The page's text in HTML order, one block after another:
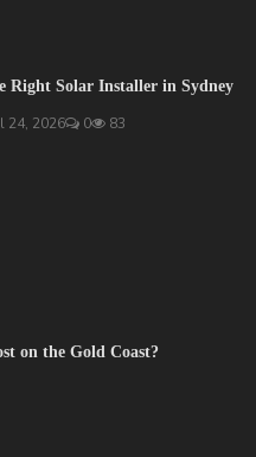
Right Solar Installer in Sydney
24, 2026 0 83
on the Gold Coast?